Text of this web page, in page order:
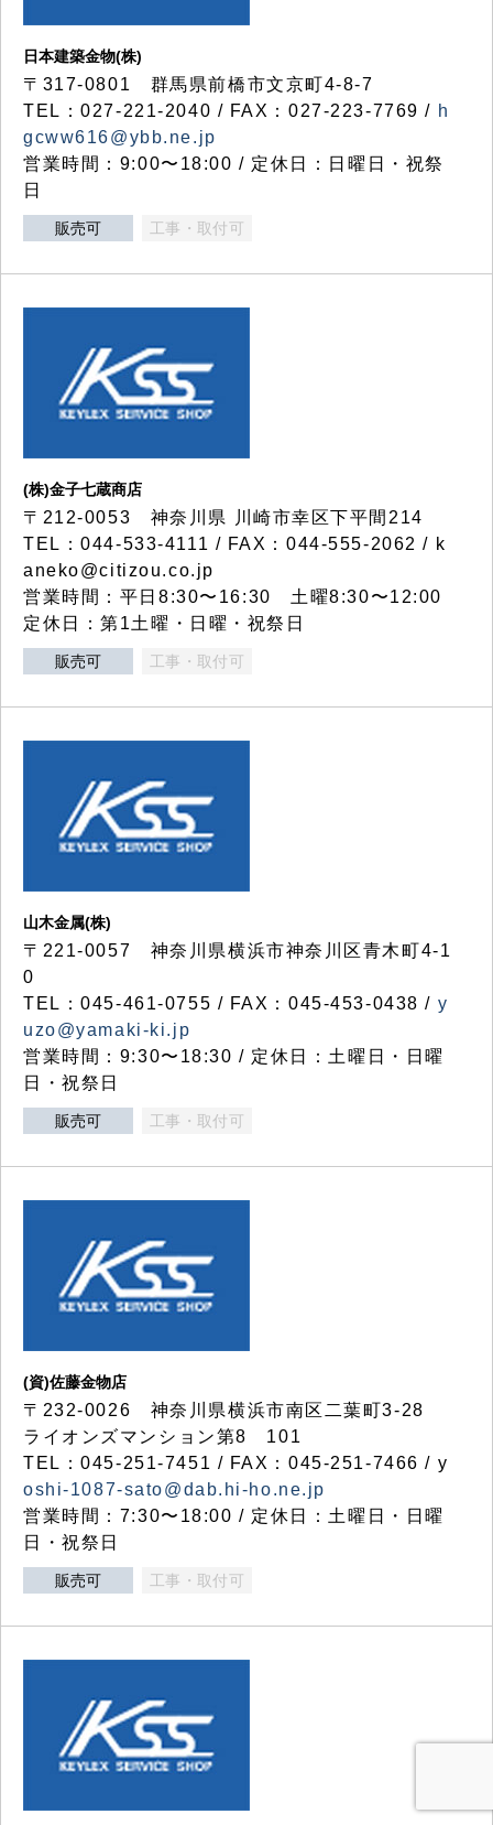
日本建築金物(株)
〒317‐0801 群馬県前橋市文京町4-8-7
TEL：027-221-2040 / FAX：027-223-7769 / h
gcww616@ybb.ne.jp
営業時間：9:00〜18:00 / 定休日：日曜日・祝祭
日
販売可 工事・取付可
(株)金子七蔵商店
〒212-0053 神奈川県 川崎市幸区下平間214
TEL：044-533-4111 / FAX：044-555-2062 / k
aneko@citizou.co.jp
営業時間：平日8:30〜16:30 土曜8:30〜12:00
定休日：第1土曜・日曜・祝祭日
販売可 工事・取付可
山木金属(株)
〒221-0057 神奈川県横浜市神奈川区青木町4-1
0
TEL：045-461-0755 / FAX：045-453-0438 / y
uzo@yamaki-ki.jp
営業時間：9:30〜18:30 / 定休日：土曜日・日曜
日・祝祭日
販売可 工事・取付可
(資)佐藤金物店
〒232-0026 神奈川県横浜市南区二葉町3-28
ライオンズマンション第8 101
TEL：045-251-7451 / FAX：045-251-7466 / y
oshi-1087-sato@dab.hi-ho.ne.jp
営業時間：7:30〜18:00 / 定休日：土曜日・日曜
日・祝祭日
販売可 工事・取付可